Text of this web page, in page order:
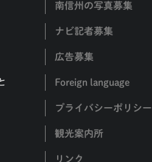
南信州の写真募集
ナビ記者募集
広告募集
Foreign language
プライバシーポリシー
観光案内所
リンク